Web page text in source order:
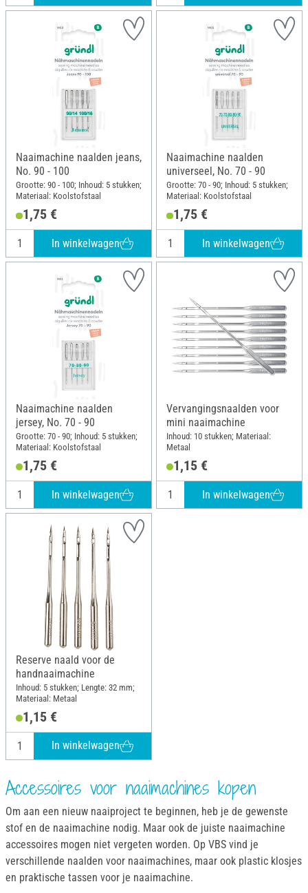
Naaimachine naalden jeans,
No. 90 - 100
Grootte: 90 - 100; Inhoud: 5 stukken;
Materiaal: Koolstofstaal
1,75 €
In winkelwagen
Naaimachine naalden
universeel, No. 70 - 90
Grootte: 70 - 90; Inhoud: 5 stukken;
Materiaal: Koolstofstaal
1,75 €
In winkelwagen
Naaimachine naalden
jersey, No. 70 - 90
Grootte: 70 - 90; Inhoud: 5 stukken;
Materiaal: Koolstofstaal
1,75 €
In winkelwagen
Vervangingsnaalden voor
mini naaimachine
Inhoud: 10 stukken; Materiaal:
Metaal
1,15 €
In winkelwagen
Reserve naald voor de
handnaaimachine
Inhoud: 5 stukken; Lengte: 32 mm;
Materiaal: Metaal
1,15 €
In winkelwagen
Accessoires voor naaimachines kopen
Om aan een nieuw naaiproject te beginnen, heb je de gewenste
stof en de naaimachine nodig. Maar ook de juiste naaimachine
accessoires mogen niet vergeten worden. Op VBS vind je
verschillende naalden voor naaimachines, maar ook plastic klosjes
en praktische tassen voor je naaimachine.